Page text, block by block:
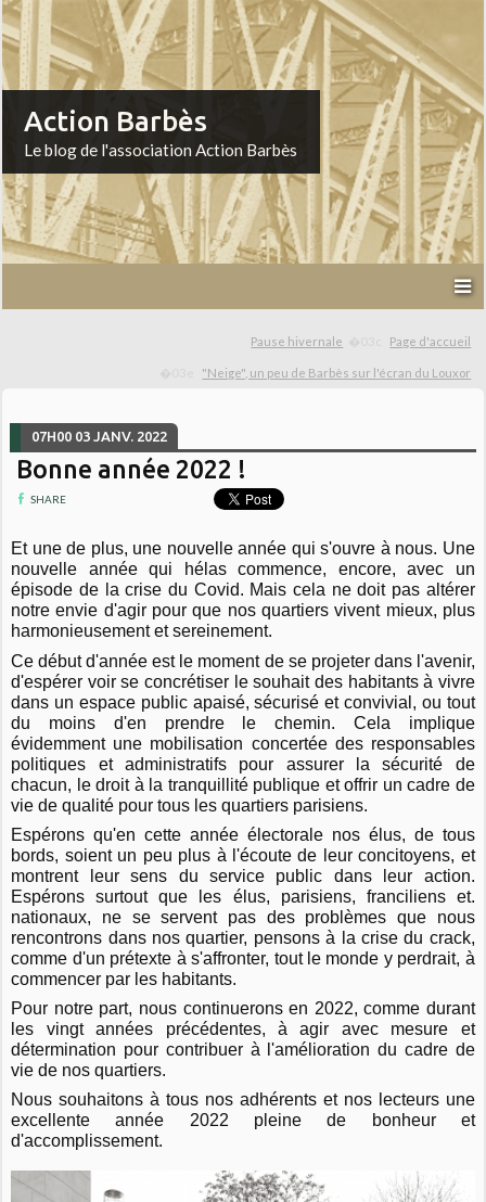
Action Barbès
Le blog de l'association Action Barbès
Pause hivernale Page d'accueil
"Neige", un peu de Barbès sur l'écran du Louxor
07H00 03 JANV. 2022
Bonne année 2022 !
SHARE
Et une de plus, une nouvelle année qui s'ouvre à nous. Une
nouvelle année qui hélas commence, encore, avec un
épisode de la crise du Covid. Mais cela ne doit pas altérer
notre envie d'agir pour que nos quartiers vivent mieux, plus
harmonieusement et sereinement.
Ce début d'année est le moment de se projeter dans l'avenir,
d'espérer voir se concrétiser le souhait des habitants à vivre
dans un espace public apaisé, sécurisé et convivial, ou tout
du moins d'en prendre le chemin. Cela implique
évidemment une mobilisation concertée des responsables
politiques et administratifs pour assurer la sécurité de
chacun, le droit à la tranquillité publique et offrir un cadre de
vie de qualité pour tous les quartiers parisiens.
Espérons qu'en cette année électorale nos élus, de tous
bords, soient un peu plus à l'écoute de leur concitoyens, et
montrent leur sens du service public dans leur action.
Espérons surtout que les élus, parisiens, franciliens et.
nationaux, ne se servent pas des problèmes que nous
rencontrons dans nos quartier, pensons à la crise du crack,
comme d'un prétexte à s'affronter, tout le monde y perdrait, à
commencer par les habitants.
Pour notre part, nous continuerons en 2022, comme durant
les vingt années précédentes, à agir avec mesure et
détermination pour contribuer à l'amélioration du cadre de
vie de nos quartiers.
Nous souhaitons à tous nos adhérents et nos lecteurs une
excellente année 2022 pleine de bonheur et
d'accomplissement.